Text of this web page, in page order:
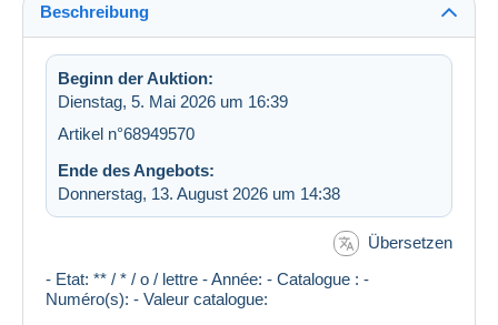
Beschreibung
Beginn der Auktion:
Dienstag, 5. Mai 2026 um 16:39
Artikel n°68949570
Ende des Angebots:
Donnerstag, 13. August 2026 um 14:38
Übersetzen
- Etat: ** / * / o / lettre - Année: - Catalogue : -
Numéro(s): - Valeur catalogue: